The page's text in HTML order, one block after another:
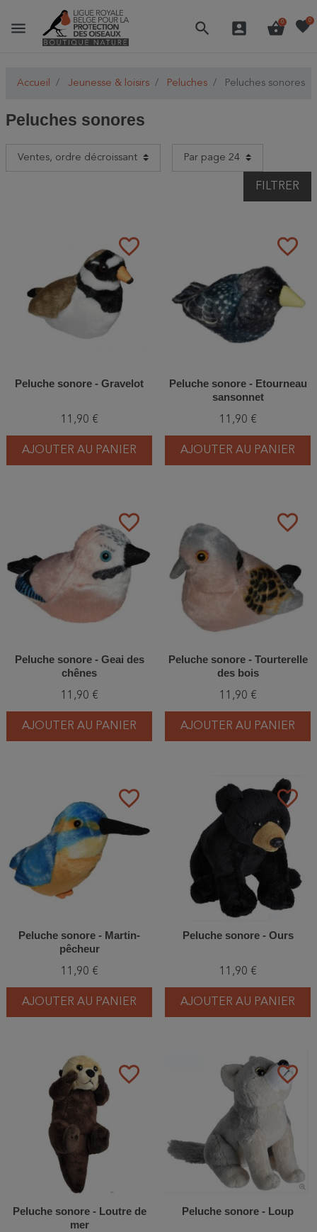
menu search account_box shopping_basket
0 favorite0
Accueil Jeunesse & loisirs Peluches Peluches sonores
Peluches sonores
FILTRER
favorite_border
Peluche sonore - Gravelot
11,90 €
AJOUTER AU PANIER
favorite_border
Peluche sonore - Etourneau
sansonnet
11,90 €
AJOUTER AU PANIER
favorite_border
Peluche sonore - Geai des
chênes
11,90 €
AJOUTER AU PANIER
favorite_border
Peluche sonore - Tourterelle
des bois
11,90 €
AJOUTER AU PANIER
favorite_border
Peluche sonore - Martin-
pêcheur
11,90 €
AJOUTER AU PANIER
favorite_border
Peluche sonore - Ours
11,90 €
AJOUTER AU PANIER
favorite_border
Peluche sonore - Loutre de
mer
favorite_border
Peluche sonore - Loup